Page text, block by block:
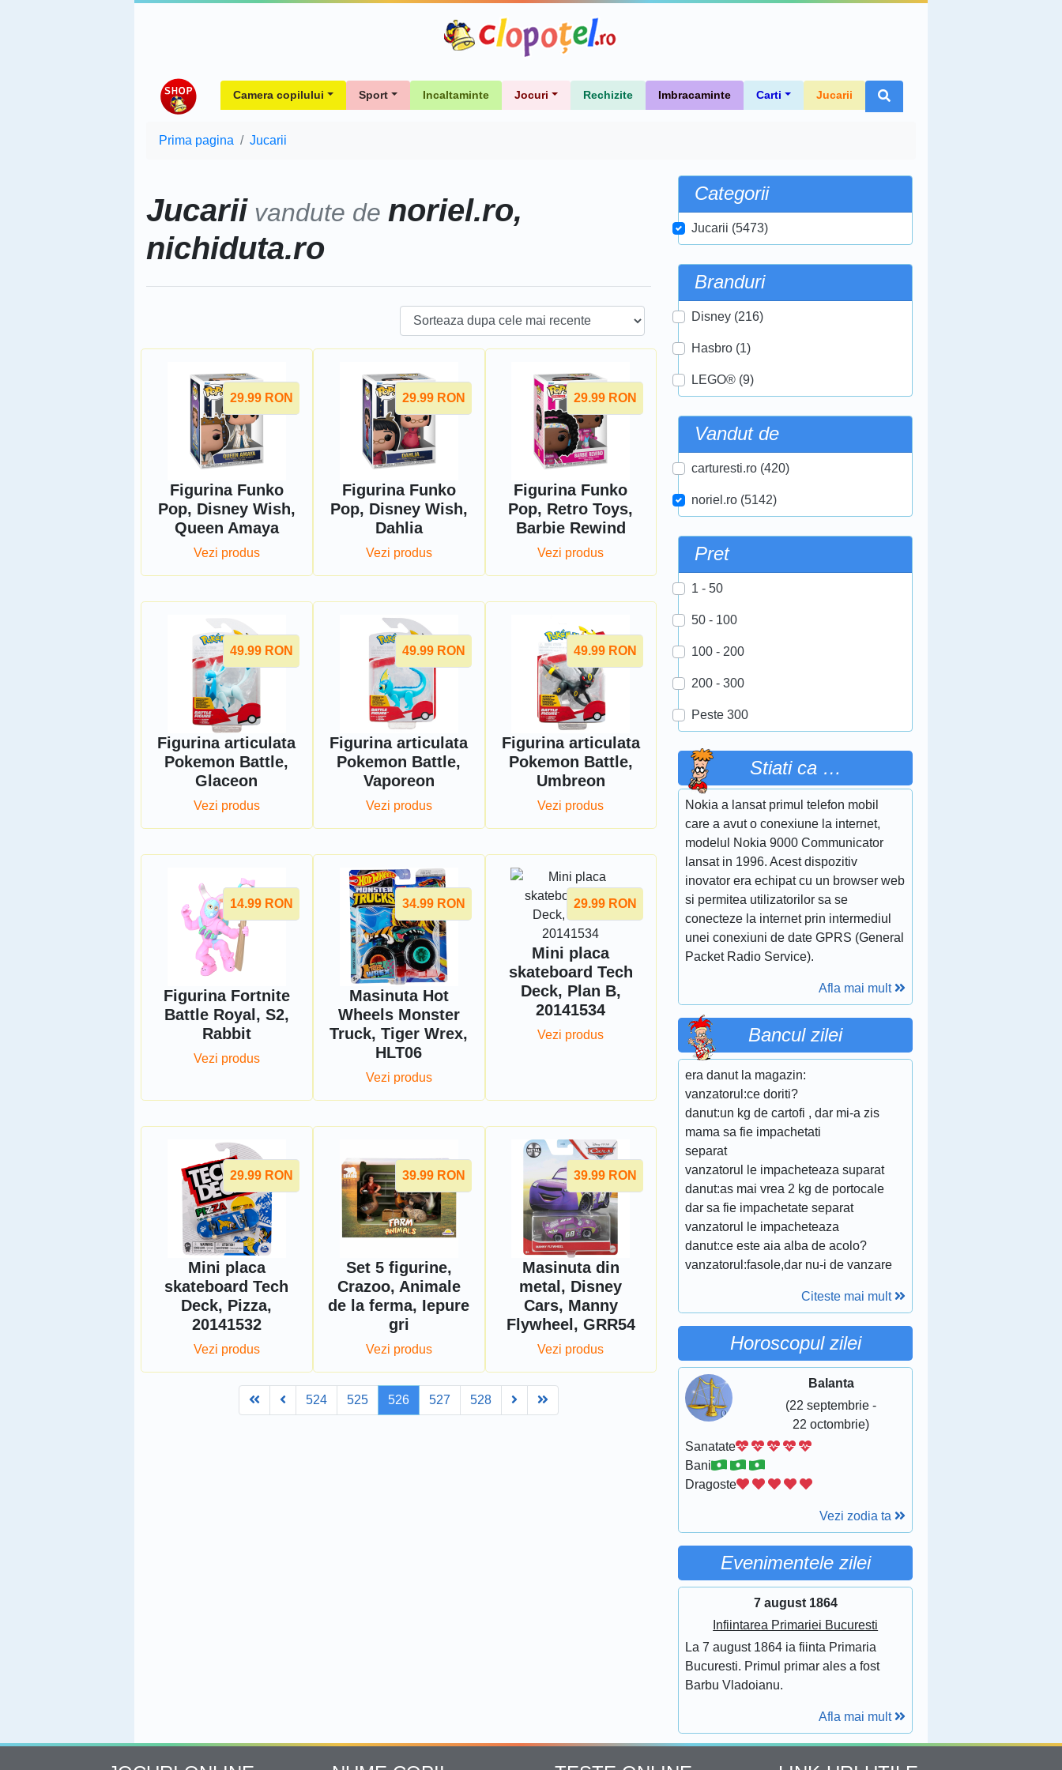
Camera copilului Sport Incaltaminte Jocuri Rechizite Imbracaminte Carti Jucarii
Prima pagina Jucarii
Jucarii vandute de noriel.ro,
nichiduta.ro
29.99 RON
Figurina Funko
Pop, Disney Wish,
Queen Amaya
Vezi produs
29.99 RON
Figurina Funko
Pop, Disney Wish,
Dahlia
Vezi produs
29.99 RON
Figurina Funko
Pop, Retro Toys,
Barbie Rewind
Vezi produs
49.99 RON
Figurina articulata
Pokemon Battle,
Glaceon
Vezi produs
49.99 RON
Figurina articulata
Pokemon Battle,
Vaporeon
Vezi produs
49.99 RON
Figurina articulata
Pokemon Battle,
Umbreon
Vezi produs
14.99 RON
Figurina Fortnite
Battle Royal, S2,
Rabbit
Vezi produs
34.99 RON
Masinuta Hot
Wheels Monster
Truck, Tiger Wrex,
HLT06
Vezi produs
29.99 RON
Mini placa
skateboard Tech
Deck, Plan B,
20141534
Vezi produs
29.99 RON
Mini placa
skateboard Tech
Deck, Pizza,
20141532
Vezi produs
39.99 RON
Set 5 figurine,
Crazoo, Animale
de la ferma, Iepure
gri
Vezi produs
39.99 RON
Masinuta din
metal, Disney
Cars, Manny
Flywheel, GRR54
Vezi produs
FirstPrev524 525 526 527 528 Next
Categorii
Jucarii (5473)
Branduri
Disney (216)
Hasbro (1)
LEGO® (9)
Vandut de
carturesti.ro (420)
noriel.ro (5142)
Pret
1 - 50
50 - 100
100 - 200
200 - 300
Peste 300
Stiati ca …
Nokia a lansat primul telefon mobil
care a avut o conexiune la internet,
modelul Nokia 9000 Communicator
lansat in 1996. Acest dispozitiv
inovator era echipat cu un browser web
si permitea utilizatorilor sa se
conecteze la internet prin intermediul
unei conexiuni de date GPRS (General
Packet Radio Service).
Afla mai mult
Bancul zilei
era danut la magazin:
vanzatorul:ce doriti?
danut:un kg de cartofi , dar mi-a zis
mama sa fie impachetati
separat
vanzatorul le impacheteaza suparat
danut:as mai vrea 2 kg de portocale
dar sa fie impachetate separat
vanzatorul le impacheteaza
danut:ce este aia alba de acolo?
vanzatorul:fasole,dar nu-i de vanzare
Citeste mai mult
Horoscopul zilei
Balanta
(22 septembrie -
22 octombrie)
Sanatate
Bani
Dragoste
Vezi zodia ta
Evenimentele zilei
7 august 1864
Infiintarea Primariei Bucuresti
La 7 august 1864 ia fiinta Primaria
Bucuresti. Primul primar ales a fost
Barbu Vladoianu.
Afla mai mult